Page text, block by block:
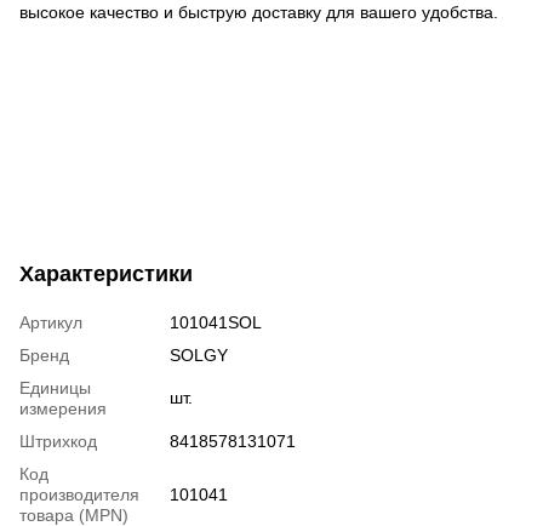
высокое качество и быструю доставку для вашего удобства.
Характеристики
Артикул
101041SOL
Бренд
SOLGY
Единицы
измерения
шт.
Штрихкод
8418578131071
Код
производителя
товара (MPN)
101041